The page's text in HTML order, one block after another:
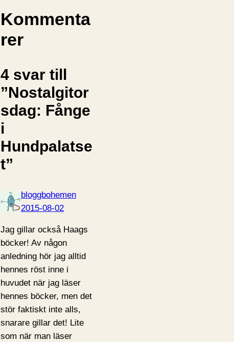
Kommenta
rer
4 svar till
”Nostalgitor
sdag: Fånge
i
Hundpalatse
t”
bloggbohemen
2015-08-02
Jag gillar också Haags
böcker! Av någon
anledning hör jag alltid
hennes röst inne i
huvudet när jag läser
hennes böcker, men det
stör faktiskt inte alls,
snarare gillar det! Lite
som när man läser